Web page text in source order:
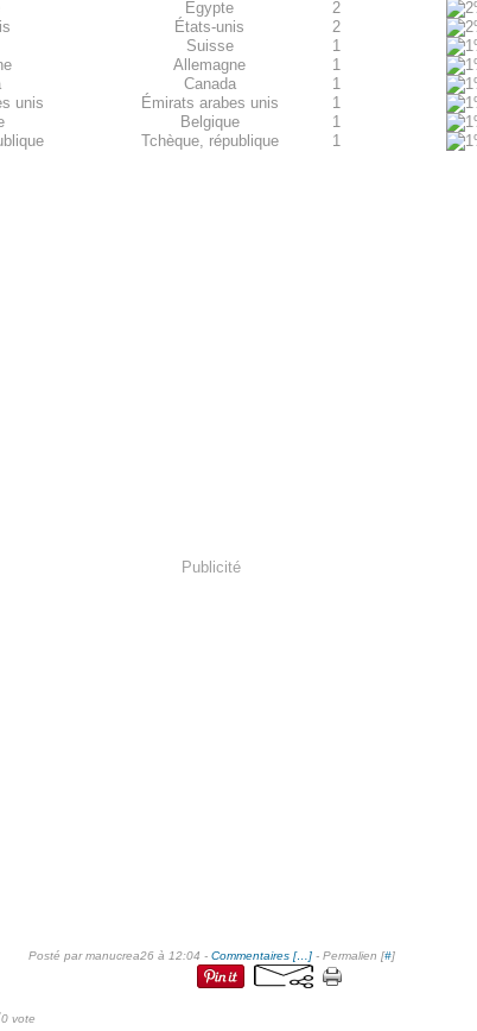
Égypte
2
États-unis
2
Suisse
1
Allemagne
1
Canada
1
Émirats arabes unis
1
Belgique
1
Tchèque, république
1
Publicité
Posté par manucrea26 à 12:04 - Commentaires [… ]- Permalien [#]
0 vote